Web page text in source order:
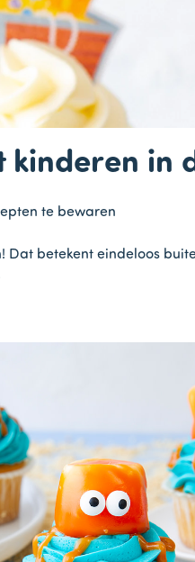
kinderen in
te bewaren
Dat betekent eindeloos